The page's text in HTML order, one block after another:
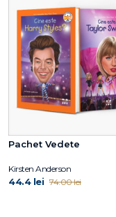
Pachet Vedete
Kirsten Anderson
44.4 lei 74.00 lei